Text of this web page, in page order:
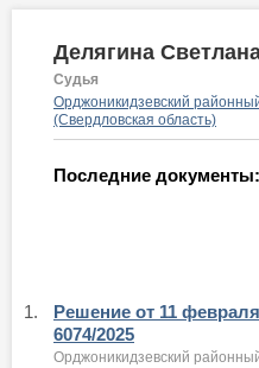
Делягина
Судья
Орджоникидзевский
(Свердловская область)
Последние документы:
1.
Решение от 11
6074/2025
Орджоникидзевский